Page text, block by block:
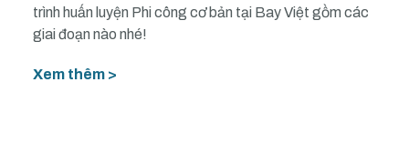
trình huấn luyện Phi công cơ bản tại Bay Việt gồm các
giai đoạn nào nhé!
Xem thêm >